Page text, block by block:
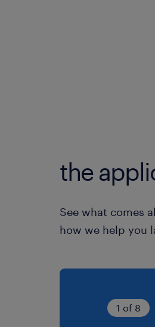
the
See what comes
how we help you
1 of 8